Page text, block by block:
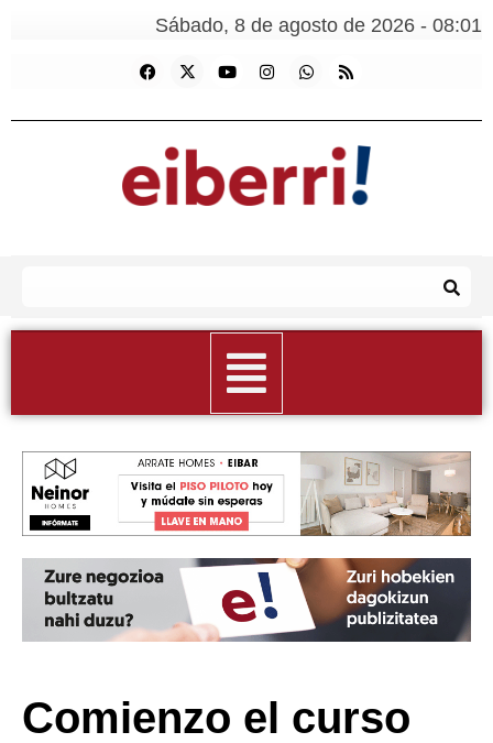
Sábado, 8 de agosto de 2026 - 08:01
Comienzo el curso